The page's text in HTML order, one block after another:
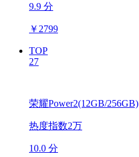
9.9 分
￥ 2799
TOP
27
荣耀Power2(12GB/256GB)
热度指数2万
10.0 分